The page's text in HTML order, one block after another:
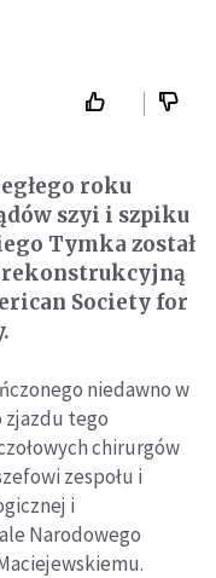
roku
szyi i szpiku
Tymka został
rekonstrukcyjną
Society for
niedawno w
zjazdu tego
chirurgów
zespołu i
i
Narodowego